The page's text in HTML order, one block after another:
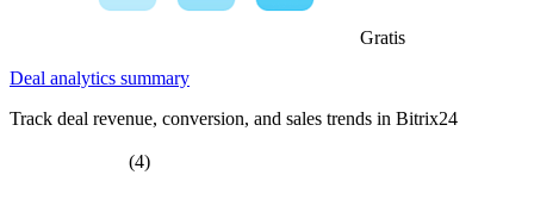
Gratis
Deal analytics summary
Track deal revenue, conversion, and sales trends in Bitrix24
(4)